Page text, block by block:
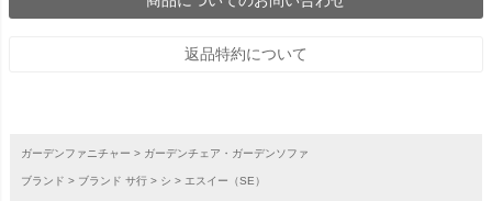
返品特約について
ガーデンファニチャー ガーデンチェア・ガーデンソファ
ブランド ブランド サ行 シ エスイー（SE）